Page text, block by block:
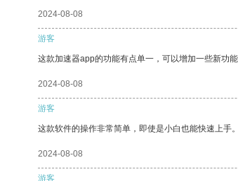
2024-08-08
游客
这款加速器app的功能有点单一，可以增加一些新功
2024-08-08
游客
这款软件的操作非常简单，即使是小白也能快速上手。
2024-08-08
游客